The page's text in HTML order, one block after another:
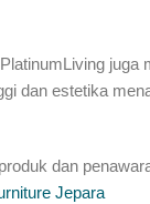
juga
dan estetika
dan
Jepara